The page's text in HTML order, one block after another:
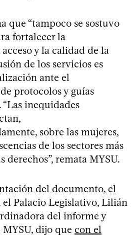
que “tampoco se sostuvo
fortalecer la
y la calidad de la
de los servicios es
ante el
protocolos y guías
inequidades
sobre las mujeres,
de los sectores más
derechos”, remata MYSU.
del documento, el
el Palacio Legislativo, Lilián
del informe y
dijo que con el